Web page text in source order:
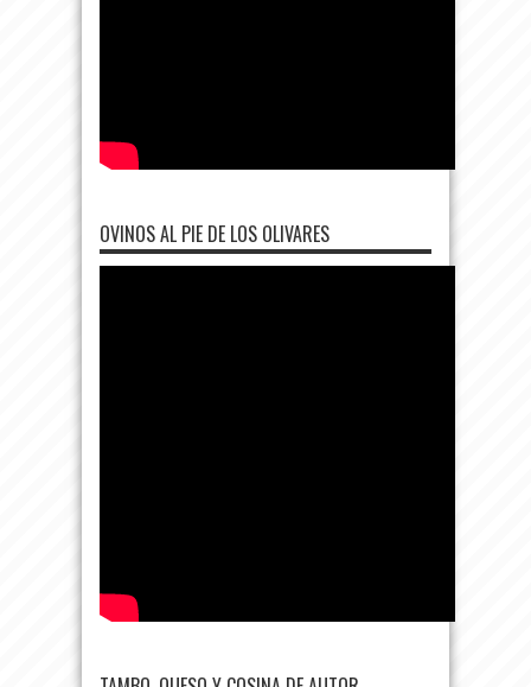
OVINOS AL PIE DE LOS OLIVARES